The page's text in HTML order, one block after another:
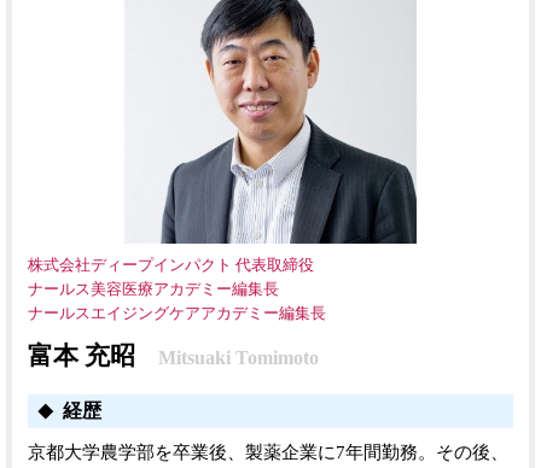
株式会社ディープインパクト 代表取締役
ナールス美容医療アカデミー編集長
ナールスエイジングケアアカデミー編集長
富本 充昭 Mitsuaki Tomimoto
経歴
京都大学農学部を卒業後、製薬企業に7年間勤務。その後、